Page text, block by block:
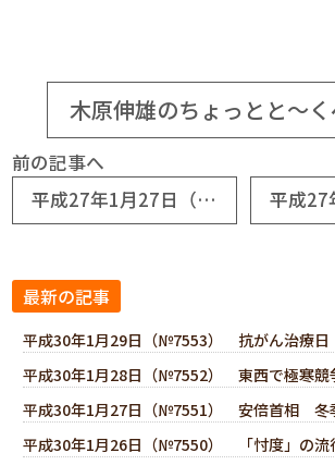
木原伸雄のちょっとと～
前の記事へ
平成27年1月27日（№6613） 素直に反省
最新の記事
平成30年1月29日（№7553） 抗がん治療日
平成30年1月28日（№7552） 東西で極寒競
平成30年1月27日（№7551） 安倍首相 冬
平成30年1月26日（№7550） 「忖度」の流